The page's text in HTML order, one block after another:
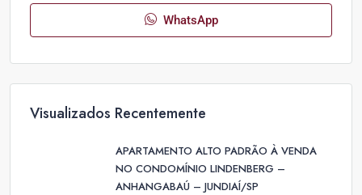
WhatsApp
Visualizados Recentemente
APARTAMENTO ALTO PADRÃO À VENDA
NO CONDOMÍNIO LINDENBERG –
ANHANGABAÚ – JUNDIAÍ/SP